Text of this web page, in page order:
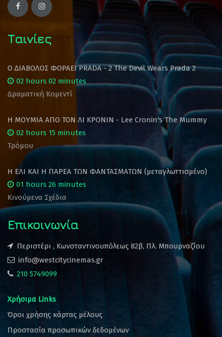
Ταινίες
Ο ΔΙΑΒΟΛΟΣ ΦΟΡΑΕΙ PRADA - 2 The Devil Wears Prada 2
02 hours 02 minutes
Δραματική Κομεντί
Η ΜΟΥΜΙΑ ΑΠΟ ΤΟΝ ΛΙ ΚΡΟΝΙΝ - Lee Cronin's The Mummy
02 hours 15 minutes
Τρόμου
Η ΕΛΙ ΚΑΙ Η ΠΑΡΕΑ ΤΩΝ ΦΑΝΤΑΣΜΑΤΩΝ (μεταγλωττισμένο)
01 hours 26 minutes
Κινούμενα Σχέδια
Επικοινωνία
Περιστέρι , Κωνσταντινουπόλεως 82β, Πλ. Μπουρναζίου
info@westcitycinemas.gr
210 5749099
Χρήσιμα Links
Όροι χρήσης κάρτας μέλους
Προστασία προσωπικών δεδομένων